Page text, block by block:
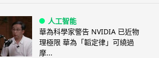
人工智能
華為科學家警告 NVIDIA 已近物
理極限 華為「韜定律」可繞過
摩...